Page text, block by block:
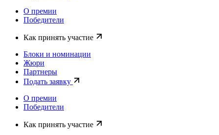
О премии
Победители
Как принять участие
Блоки и номинации
Жюри
Партнеры
Подать заявку
О премии
Победители
Как принять участие